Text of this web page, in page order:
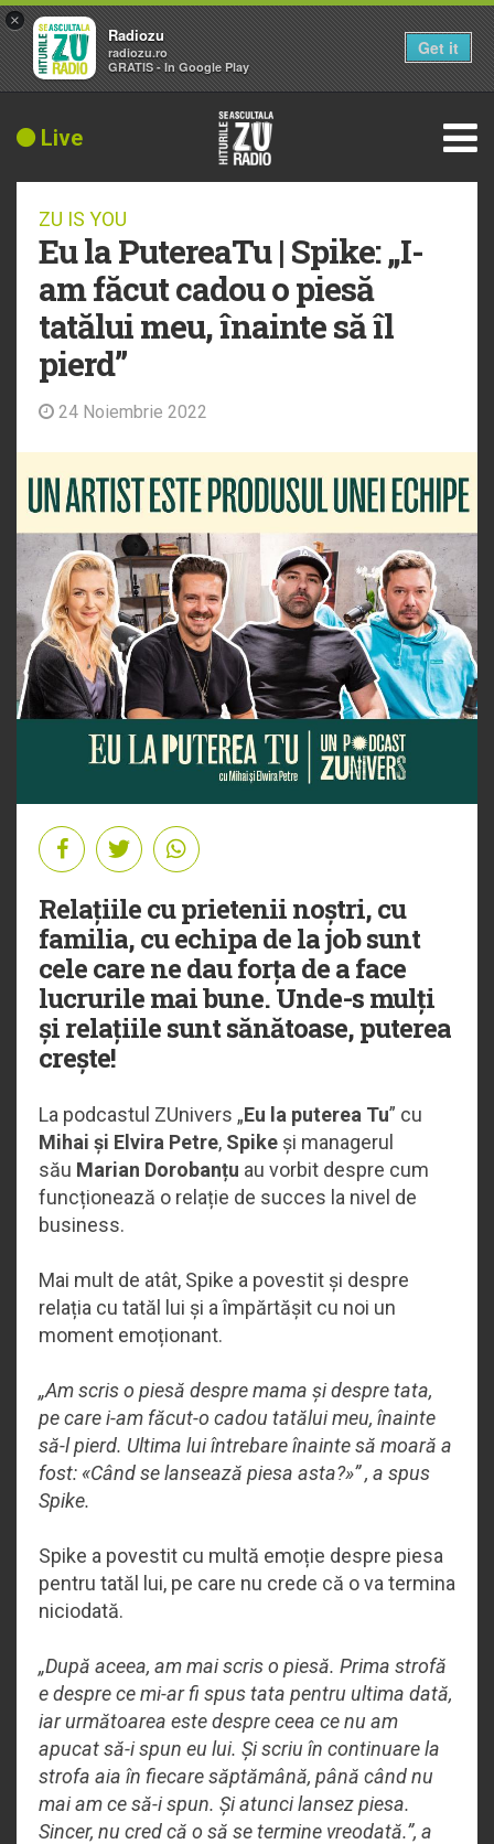
Live
ZU IS YOU
Eu la PutereaTu | Spike: „I-
am făcut cadou o piesă
tatălui meu, înainte să îl
pierd”
24 Noiembrie 2022
Relațiile cu prietenii noștri, cu
familia, cu echipa de la job sunt
cele care ne dau forța de a face
lucrurile mai bune. Unde-s mulți
și relațiile sunt sănătoase, puterea
crește!
La podcastul ZUnivers „Eu la puterea Tu” cu
Mihai și Elvira Petre, Spike și managerul
său Marian Dorobanțu au vorbit despre cum
funcționează o relație de succes la nivel de
business.
Mai mult de atât, Spike a povestit și despre
relația cu tatăl lui și a împărtășit cu noi un
moment emoționant.
„Am scris o piesă despre mama și despre tata,
pe care i-am făcut-o cadou tatălui meu, înainte
să-l pierd. Ultima lui întrebare înainte să moară a
fost: «Când se lansează piesa asta?»” , a spus
Spike.
Spike a povestit cu multă emoție despre piesa
pentru tatăl lui, pe care nu crede că o va termina
niciodată.
„După aceea, am mai scris o piesă. Prima strofă
e despre ce mi-ar fi spus tata pentru ultima dată,
iar următoarea este despre ceea ce nu am
apucat să-i spun eu lui. Și scriu în continuare la
strofa aia în fiecare săptămână, până când nu
mai am ce să-i spun. Și atunci lansez piesa.
Sincer, nu cred că o să se termine vreodată.”, a
×
Radiozu
radiozu.ro
GRATIS - In Google Play
Get it